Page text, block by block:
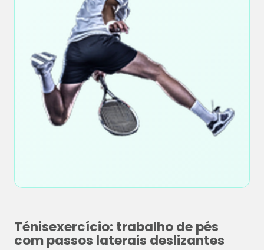
Ténisexercício: trabalho de pés
com passos laterais deslizantes